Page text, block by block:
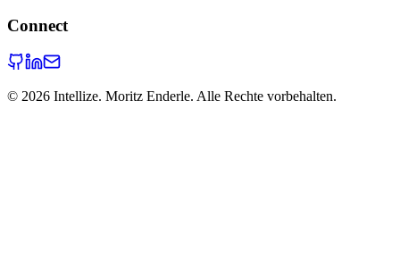
Connect
© 2026 Intellize. Moritz Enderle. Alle Rechte vorbehalten.